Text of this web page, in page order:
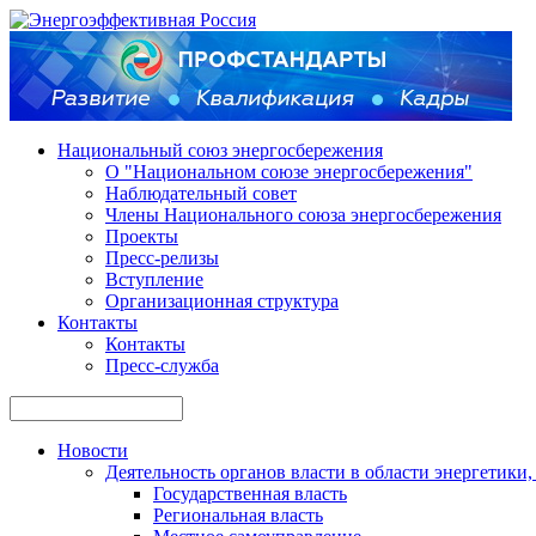
Национальный союз энергосбережения
О "Национальном союзе энергосбережения"
Наблюдательный совет
Члены Национального союза энергосбережения
Проекты
Пресс-релизы
Вступление
Организационная структура
Контакты
Контакты
Пресс-служба
Новости
Деятельность органов власти в области
Государственная власть
Региональная власть